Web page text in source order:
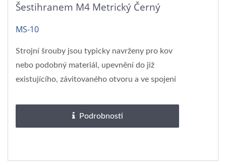
Šestihranem M4 Metrický Černý
MS-10
Strojní šrouby jsou typicky navrženy pro kov
nebo podobný materiál, upevnění do již
existujícího, závitovaného otvoru a ve spojení
Podrobnosti